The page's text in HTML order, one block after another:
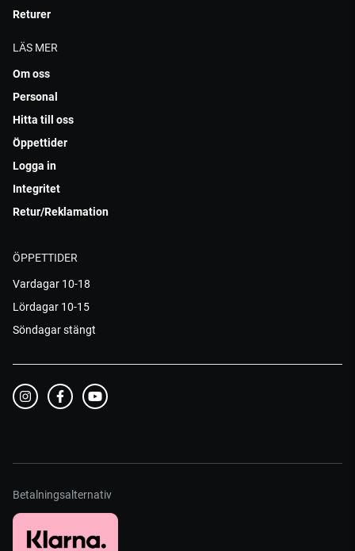
Returer
LÄS MER
Om oss
Personal
Hitta till oss
Öppettider
Logga in
Integritet
Retur/Reklamation
ÖPPETTIDER
Vardagar 10-18
Lördagar 10-15
Söndagar stängt
Betalningsalternativ